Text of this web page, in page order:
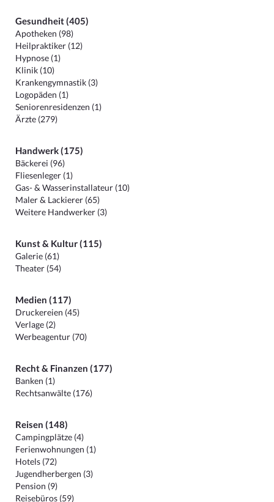
Gesundheit (405)
Apotheken (98)
Heilpraktiker (12)
Hypnose (1)
Klinik (10)
Krankengymnastik (3)
Logopäden (1)
Seniorenresidenzen (1)
Ärzte (279)
Handwerk (175)
Bäckerei (96)
Fliesenleger (1)
Gas- & Wasserinstallateur (10)
Maler & Lackierer (65)
Weitere Handwerker (3)
Kunst & Kultur (115)
Galerie (61)
Theater (54)
Medien (117)
Druckereien (45)
Verlage (2)
Werbeagentur (70)
Recht & Finanzen (177)
Banken (1)
Rechtsanwälte (176)
Reisen (148)
Campingplätze (4)
Ferienwohnungen (1)
Hotels (72)
Jugendherbergen (3)
Pension (9)
Reisebüros (59)